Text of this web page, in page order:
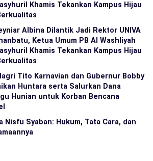
Khamis Tekankan Kampus Hijau
Albina Dilantik Jadi Rektor UNIVA
Ketua Umum PB Al Washliyah
Khamis Tekankan Kampus Hijau
Tito Karnavian dan Gubernur Bobby
Huntara serta Salurkan Dana
Hunian untuk Korban Bencana
Nisfu Syaban: Hukum, Tata Cara, dan